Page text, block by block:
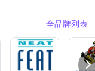
全品牌列表